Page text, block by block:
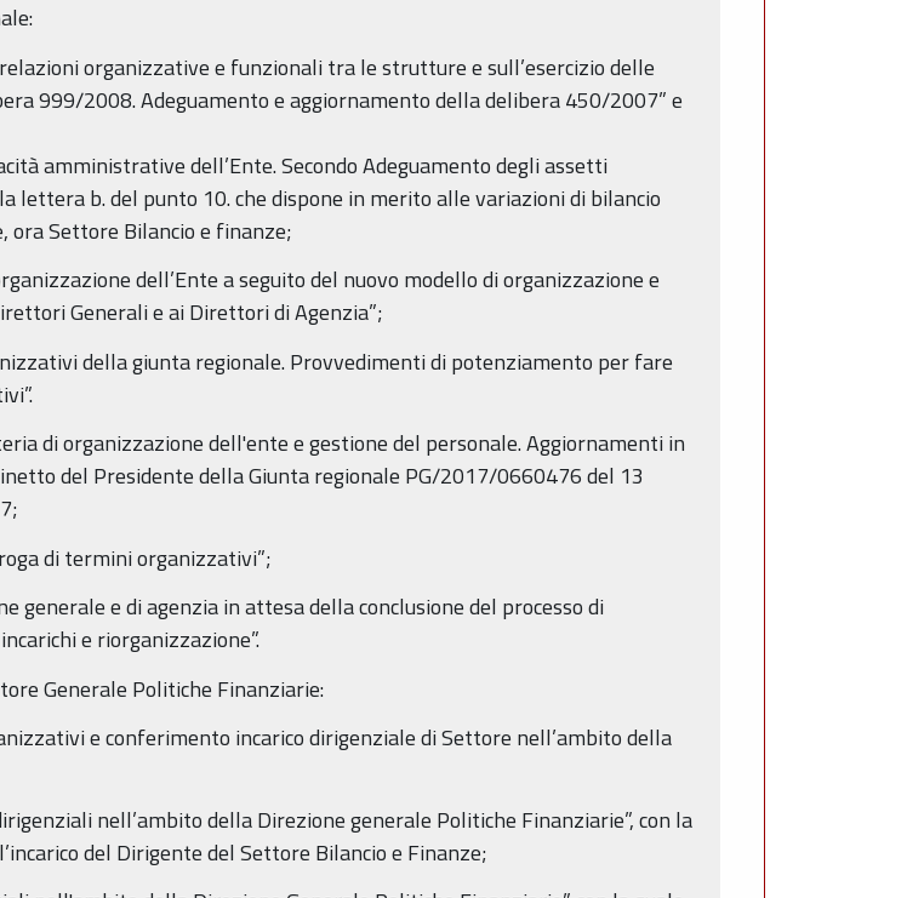
organizzative e funzionali tra le strutture e sull’esercizio delle
999/2008. Adeguamento e aggiornamento della delibera 450/2007” e
amministrative dell’Ente. Secondo Adeguamento degli assetti
lettera b. del punto 10. che dispone in merito alle variazioni di bilancio
ora Settore Bilancio e finanze;
dell’Ente a seguito del nuovo modello di organizzazione e
Generali e ai Direttori di Agenzia”;
della giunta regionale. Provvedimenti di potenziamento per fare
di organizzazione dell'ente e gestione del personale. Aggiornamenti in
del Presidente della Giunta regionale PG/2017/0660476 del 13
di termini organizzativi”;
e di agenzia in attesa della conclusione del processo di
e riorganizzazione”.
Generale Politiche Finanziarie:
e conferimento incarico dirigenziale di Settore nell’ambito della
nell’ambito della Direzione generale Politiche Finanziarie”, con la
del Dirigente del Settore Bilancio e Finanze;